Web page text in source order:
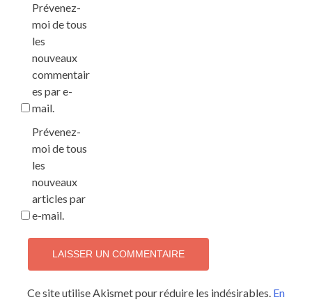
Prévenez-
moi de tous
les
nouveaux
commentair
es par e-
mail.
Prévenez-
moi de tous
les
nouveaux
articles par
e-mail.
Ce site utilise Akismet pour réduire les indésirables. En